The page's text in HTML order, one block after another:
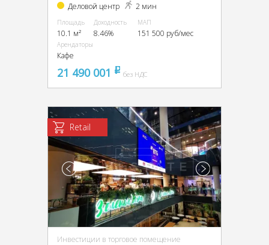
Деловой центр 2 мин
Площадь
10.1 м²
Доходность
8.46%
МАП
151 500 руб/мес
Арендаторы
Кафе
21 490 001 pуббез НДС
Retail
Инвестиции в торговое помещение